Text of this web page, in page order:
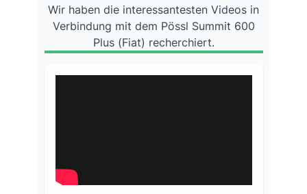
Wir haben die interessantesten Videos in
Verbindung mit dem Pössl Summit 600
Plus (Fiat) recherchiert.